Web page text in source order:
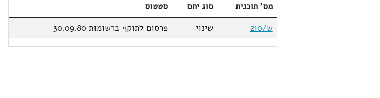
מס' תוכנית סוג יחס
סטטוס
ש/210
שינוי פרסום לתוקף ברשומות 30.09.80